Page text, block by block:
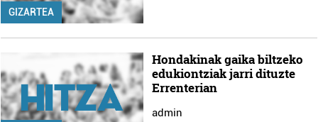
GIZARTEA
Hondakinak gaika biltzeko
edukiontziak jarri dituzte
Errenterian
admin